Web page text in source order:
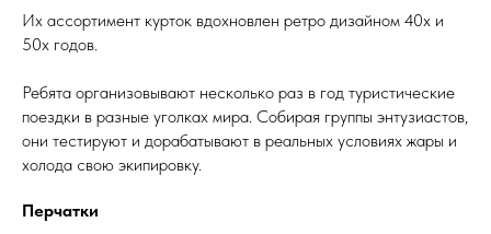
Их ассортимент курток вдохновлен ретро дизайном 40х и
50х годов.
Ребята организовывают несколько раз в год туристические
поездки в разные уголках мира. Собирая группы энтузиастов,
они тестируют и дорабатывают в реальных условиях жары и
холода свою экипировку.
Перчатки